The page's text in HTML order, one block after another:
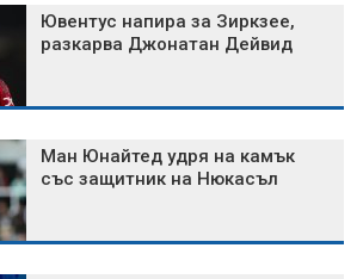
Ювентус напира за Зиркзее,
разкарва Джонатан Дейвид
Ман Юнайтед удря на камък
със защитник на Нюкасъл